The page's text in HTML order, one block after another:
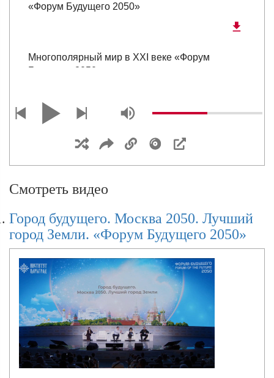
«Форум Будущего 2050»
Многополярный мир в XXI веке «Форум
Будущего 2050»
Презентация Доклада «Россия 2050. Образ
Малофеев»
Гости из будущего 2050. «Форум Будущего
2050»
Семья на первом месте 2050. «Форум
Будущего 2050»
Русский космос. Гонка за Марс. «Форум
Будущего 2050»
Смотреть видео
Город будущего. Москва 2050. Лучший
город Земли. «Форум Будущего 2050»